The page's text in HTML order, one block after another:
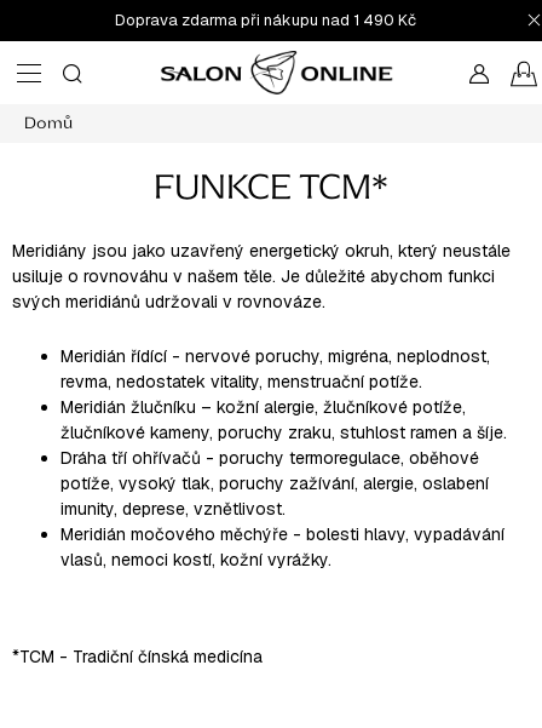
na
obsah
Doprava zdarma při nákupu nad 1 490 Kč
Domů
FUNKCE TCM*
Meridiány jsou jako uzavřený energetický okruh, který neustále
usiluje o rovnováhu v našem těle. Je důležité abychom funkci
svých meridiánů udržovali v rovnováze.
Meridián řídící - nervové poruchy, migréna, neplodnost,
revma, nedostatek vitality, menstruační potíže.
Meridián žlučníku – kožní alergie, žlučníkové potíže,
žlučníkové kameny, poruchy zraku, stuhlost ramen a šíje.
Dráha tří ohřívačů - poruchy termoregulace, oběhové
potíže, vysoký tlak, poruchy zažívání, alergie, oslabení
imunity, deprese, vznětlivost.
Meridián močového měchýře - bolesti hlavy, vypadávání
vlasů, nemoci kostí, kožní vyrážky.
*TCM - Tradiční čínská medicína